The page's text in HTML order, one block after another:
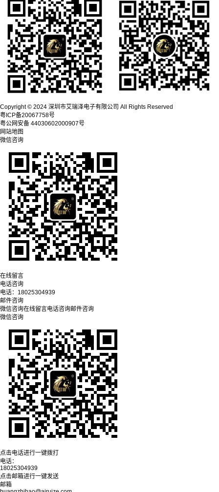
Copyright © 2024 深圳市艾瑞泽电子有限公司 All Rights Reserved
粤ICP备20067758号
粤公网安备 44030602000907号
网站地图
微信咨询
在线留言
电话咨询
电话： 18025304939
邮件咨询
微信咨询在线留言电话咨询邮件咨询
微信咨询
点击电话进行一键拨打
电话：
18025304939
点击邮箱进行一键发送
邮箱